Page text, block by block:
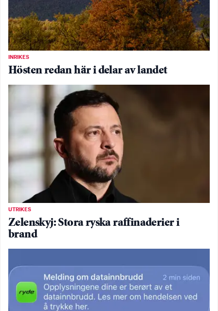
INRIKES
Hösten redan här i delar av landet
UTRIKES
Zelenskyj: Stora ryska raffinaderier i
brand